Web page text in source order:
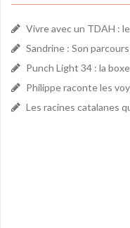
Vivre avec un TDAH :
Sandrine : Son
Punch Light 34 : la
Philippe raconte les
Les racines catalanes